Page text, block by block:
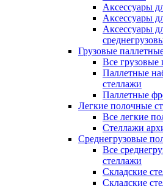
Аксессуары
Аксессуары
Аксессуары
Грузовые
Все грузовые
Паллетные
стеллажи
Паллетные
Легкие полочные
Все легкие
Стеллажи
Среднегрузовые
Все
стеллажи
Складские
Складские